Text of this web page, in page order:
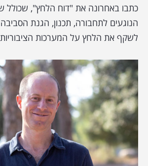
כתבו באחרונה את "דוח הלחץ", שכולל
הנוגעים לתחבורה, תכנון, הגנת
לשקף את הלחץ על המערכות